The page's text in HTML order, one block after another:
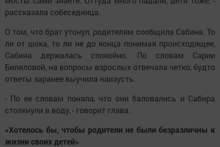
рассказала собеседница.
О том, что брат утонул, родителям сообщила Сабина. То
ли от шока, то ли не до конца понимая происходящее,
Сабина держалась спокойно. По словам Сарии
Биляловой, на вопросы взрослых отвечала четко, будто
ответы заранее выучила наизусть.
- По ее словам поняла, что они баловались и Сабира
столкнули в воду, - говорит глава.
«Хотелось бы, чтобы родители не были безразличны к
жизни своих детей»